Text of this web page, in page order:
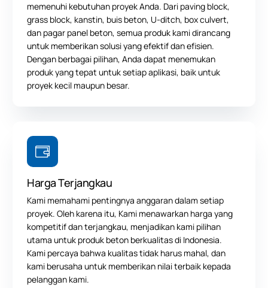
memenuhi kebutuhan proyek Anda. Dari paving block,
grass block, kanstin, buis beton, U-ditch, box culvert,
dan pagar panel beton, semua produk kami dirancang
untuk memberikan solusi yang efektif dan efisien.
Dengan berbagai pilihan, Anda dapat menemukan
produk yang tepat untuk setiap aplikasi, baik untuk
proyek kecil maupun besar.
Harga Terjangkau
Kami memahami pentingnya anggaran dalam setiap
proyek. Oleh karena itu, Kami menawarkan harga yang
kompetitif dan terjangkau, menjadikan kami pilihan
utama untuk produk beton berkualitas di Indonesia.
Kami percaya bahwa kualitas tidak harus mahal, dan
kami berusaha untuk memberikan nilai terbaik kepada
pelanggan kami.